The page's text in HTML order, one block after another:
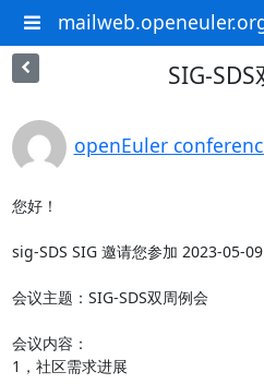
SIG-
openEuler
您好！
sig-SDS SIG 邀请您参加 2023-05-
会议主题：SIG-SDS双周例会
会议内容：
1，社区需求进展